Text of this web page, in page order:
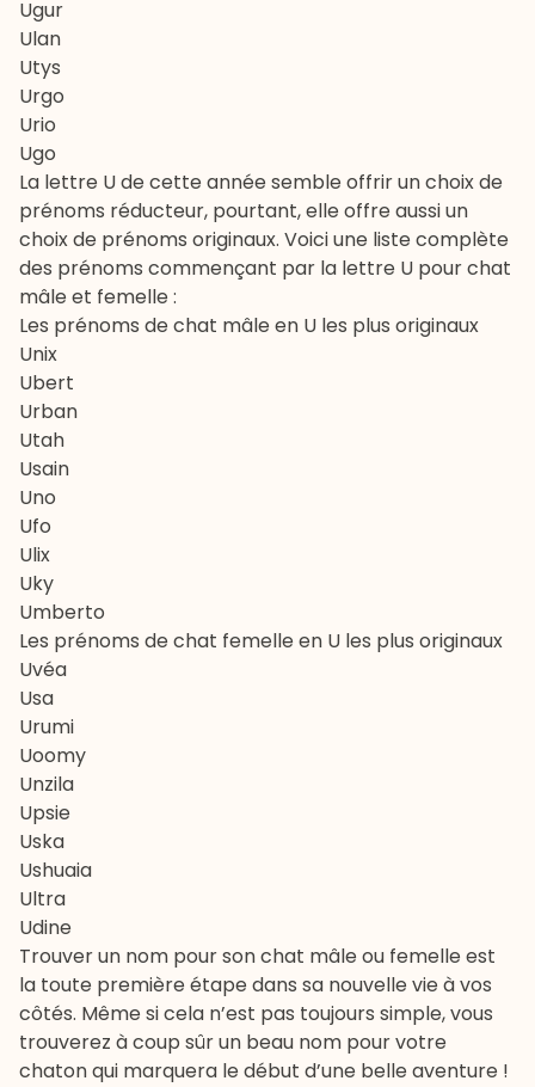
Ugur
Ulan
Utys
Urgo
Urio
Ugo
La lettre U de cette année semble offrir un choix de
prénoms réducteur, pourtant, elle offre aussi un
choix de prénoms originaux. Voici une liste complète
des prénoms commençant par la lettre U pour chat
mâle et femelle :
Les prénoms de chat mâle en U les plus originaux
Unix
Ubert
Urban
Utah
Usain
Uno
Ufo
Ulix
Uky
Umberto
Les prénoms de chat femelle en U les plus originaux
Uvéa
Usa
Urumi
Uoomy
Unzila
Upsie
Uska
Ushuaia
Ultra
Udine
Trouver un nom pour son chat mâle ou femelle est
la toute première étape dans sa nouvelle vie à vos
côtés. Même si cela n’est pas toujours simple, vous
trouverez à coup sûr un beau nom pour votre
chaton qui marquera le début d’une belle aventure !